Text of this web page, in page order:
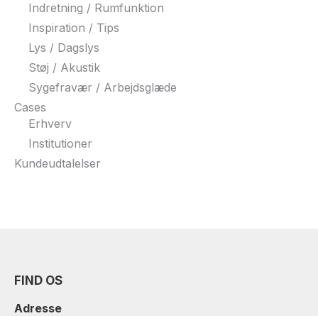
Indretning / Rumfunktion
Inspiration / Tips
Lys / Dagslys
Støj / Akustik
Sygefravær / Arbejdsglæde
Cases
Erhverv
Institutioner
Kundeudtalelser
FIND OS
Adresse